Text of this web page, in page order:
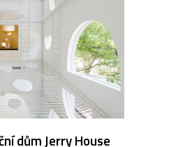
dům Jerry House